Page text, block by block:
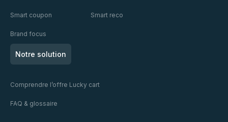
Smart coupon Smart reco
Brand focus
Notre solution
Comprendre l’offre Lucky cart
FAQ & glossaire